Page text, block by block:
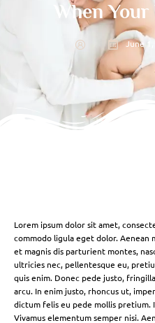
When Your
June 1,
Lorem ipsum dolor sit amet,
commodo ligula eget dolor. Aenean
et magnis dis parturient montes,
ultricies nec, pellentesque eu,
quis enim. Donec pede justo,
arcu. In enim justo, rhoncus ut,
dictum felis eu pede mollis pretium.
Vivamus elementum semper nisi.